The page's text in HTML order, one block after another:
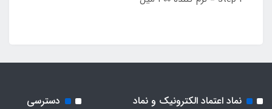
نماد اعتماد الکترونیک و نماد
دسترسی